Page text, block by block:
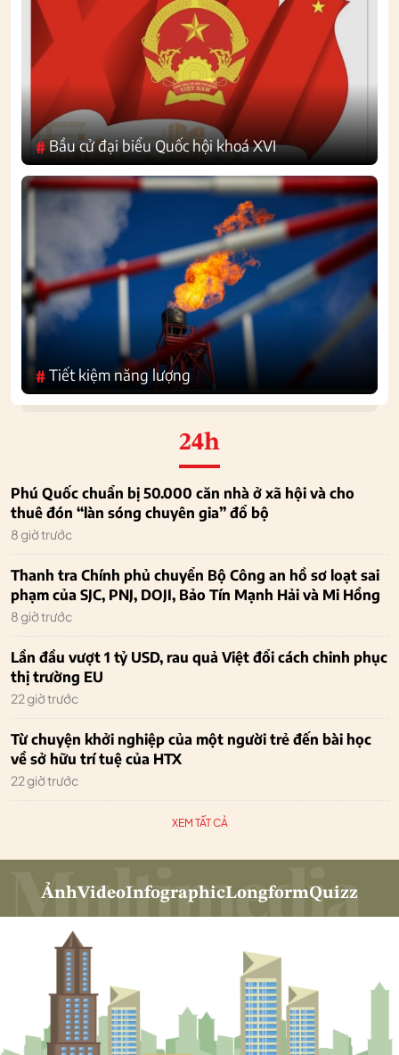
#Bầu cử đại biểu Quốc hội khoá XVI
#Tiết kiệm năng lượng
24h
Phú Quốc chuẩn bị 50.000 căn nhà ở xã hội và cho
thuê đón “làn sóng chuyên gia” đổ bộ
8 giờ trước
Thanh tra Chính phủ chuyển Bộ Công an hồ sơ loạt sai
phạm của SJC, PNJ, DOJI, Bảo Tín Mạnh Hải và Mi Hồng
8 giờ trước
Lần đầu vượt 1 tỷ USD, rau quả Việt đổi cách chinh phục
thị trường EU
22 giờ trước
Từ chuyện khởi nghiệp của một người trẻ đến bài học
về sở hữu trí tuệ của HTX
22 giờ trước
XEM TẤT CẢ
ẢnhVideoInfographicLongformQuizz